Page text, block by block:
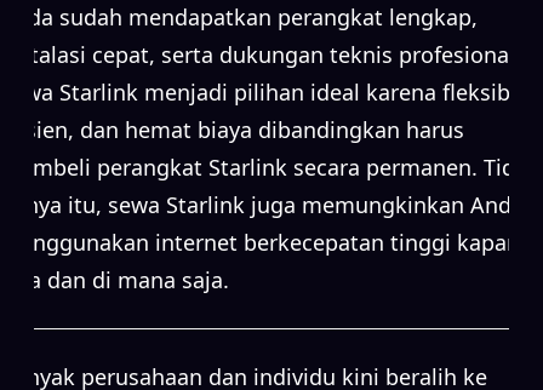
Anda sudah mendapatkan perangkat lengkap,
instalasi cepat, serta dukungan teknis profesional.
Sewa Starlink menjadi pilihan ideal karena fleksibel,
efisien, dan hemat biaya dibandingkan harus
membeli perangkat Starlink secara permanen. Tidak
hanya itu, sewa Starlink juga memungkinkan Anda
menggunakan internet berkecepatan tinggi kapan
saja dan di mana saja.
Banyak perusahaan dan individu kini beralih ke